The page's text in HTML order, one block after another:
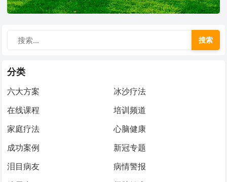
搜索
分类
六大方案
冰沙疗法
在线课程
培训频道
家庭疗法
心脑健康
成功案例
新冠专题
泪目病友
病情警报